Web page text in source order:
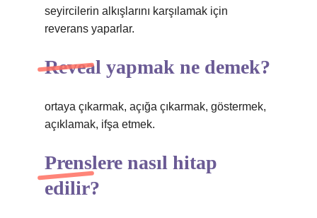
seyircilerin alkışlarını karşılamak için
reverans yaparlar.
Reveal yapmak ne demek?
ortaya çıkarmak, açığa çıkarmak, göstermek,
açıklamak, ifşa etmek.
Prenslere nasıl hitap
edilir?